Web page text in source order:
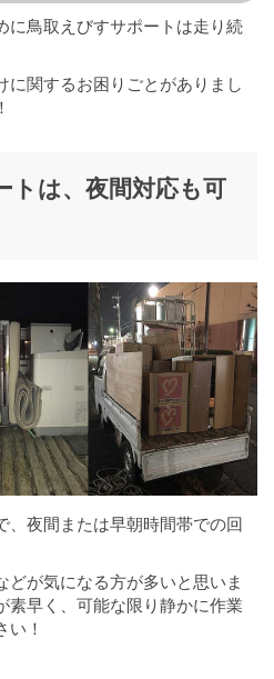
に鳥取えびすサポートは走り続
に関するお困りごとがありまし
トは、夜間対応も可
、夜間または早朝時間帯での回
どが気になる方が多いと思いま
素早く、可能な限り静かに作業
い！